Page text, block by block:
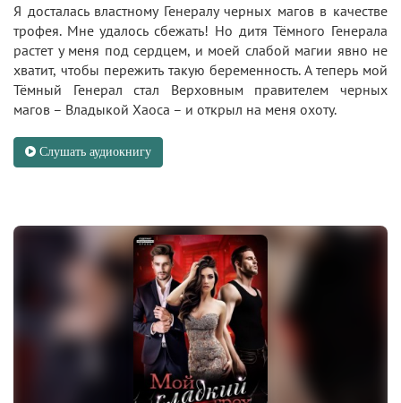
Я досталась властному Генералу черных магов в качестве
трофея. Мне удалось сбежать! Но дитя Тёмного Генерала
растет у меня под сердцем, и моей слабой магии явно не
хватит, чтобы пережить такую беременность. А теперь мой
Тёмный Генерал стал Верховным правителем черных
магов – Владыкой Хаоса – и открыл на меня охоту.
Слушать аудиокнигу